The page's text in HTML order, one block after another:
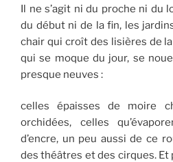
Il ne s’agit ni du proche ni du
du début ni de la fin, les
chair qui croît des lisières de
qui se moque du jour, se
presque neuves :
celles épaisses de moire
orchidées, celles
d’encre, un peu aussi de ce
des théâtres et des cirques. Et